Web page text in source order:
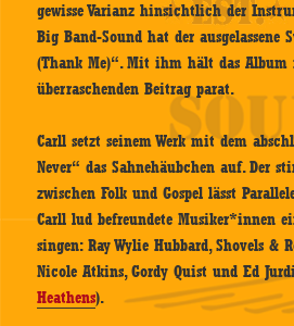
gewisse Varianz hinsichtlich der
Big Band-Sound hat der ausgelassene
(Thank Me)“. Mit ihm hält das Album
überraschenden Beitrag parat.
Carll setzt seinem Werk mit dem
Never“ das Sahnehäubchen auf. Der
zwischen Folk und Gospel lässt
Carll lud befreundete Musiker*innen
singen: Ray Wylie Hubbard, Shovels &
Nicole Atkins, Gordy Quist und Ed
Heathens).